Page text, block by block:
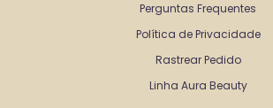
Perguntas Frequentes
Política de Privacidade
Rastrear Pedido
Linha Aura Beauty